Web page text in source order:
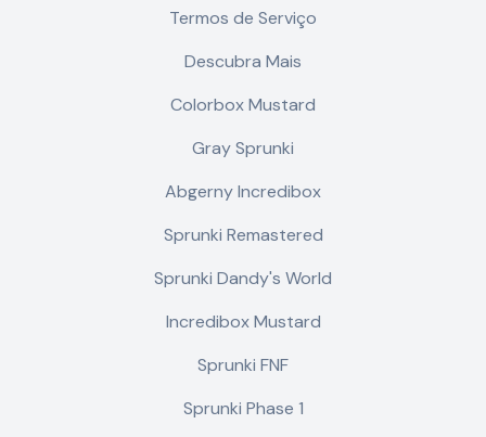
Termos de Serviço
Descubra Mais
Colorbox Mustard
Gray Sprunki
Abgerny Incredibox
Sprunki Remastered
Sprunki Dandy's World
Incredibox Mustard
Sprunki FNF
Sprunki Phase 1